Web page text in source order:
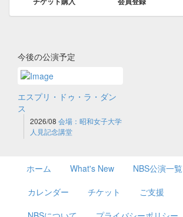
今後の公演予定
エスプリ・ドゥ・ラ・ダン
ス
2026/08 会場：昭和女子大学
人見記念講堂
ホーム What's New
NBS公演一覧
カレンダー
チケット ご支援